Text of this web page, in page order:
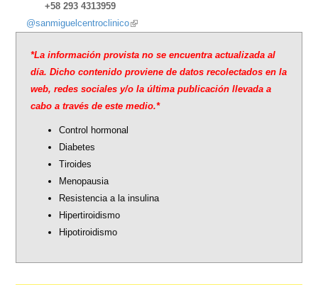
+58 293 4313959
@sanmiguelcentroclinico(link
external)
*La información provista no se encuentra actualizada al
día. Dicho contenido proviene de datos recolectados en la
web, redes sociales y/o la última publicación llevada a
cabo a través de este medio.*
Control hormonal
Diabetes
Tiroides
Menopausia
Resistencia a la insulina
Hipertiroidismo
Hipotiroidismo